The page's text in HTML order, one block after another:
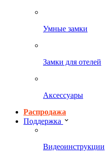
Умные замки
Замки для отелей
Аксессуары
Распродажа
Поддержка
Видеоинструкции